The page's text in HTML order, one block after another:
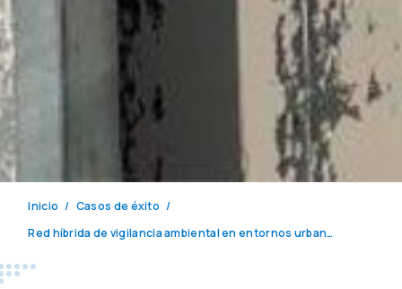
Inicio
Casos de éxito
Red híbrida de vigilancia ambiental en entornos urbanos en Francia